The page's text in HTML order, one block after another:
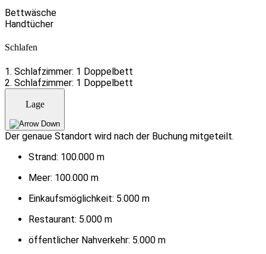
Bettwäsche
Handtücher
Schlafen
1. Schlafzimmer: 1 Doppelbett
2. Schlafzimmer: 1 Doppelbett
Lage
Der genaue Standort wird nach der Buchung mitgeteilt.
Strand: 100.000 m
Meer: 100.000 m
Einkaufsmöglichkeit: 5.000 m
Restaurant: 5.000 m
öffentlicher Nahverkehr: 5.000 m